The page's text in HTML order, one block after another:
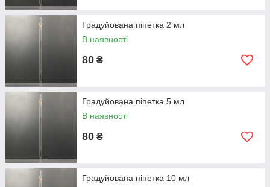
Градуйована піпетка 2 мл
В наявності
80 ₴
Градуйована піпетка 5 мл
В наявності
80 ₴
Градуйована піпетка 10 мл